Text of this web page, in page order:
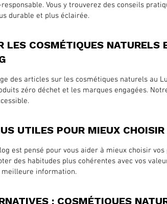
Vous y trouverez des conseils
durable et plus éclairée.
LES COSMÉTIQUES
des articles sur les cosmétiques naturels au
zéro déchet et les marques engagées.
UTILES POUR MIEUX CHOISIR
est pensé pour vous aider à mieux choisir
des habitudes plus cohérentes avec vos
meilleure information.
: COSMÉTIQUES